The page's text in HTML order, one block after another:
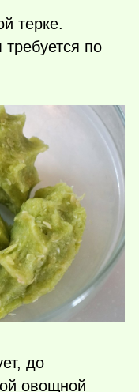
терке.
по
до
овощной